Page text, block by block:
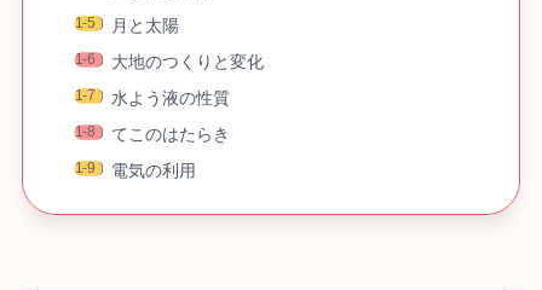
月と太陽
大地のつくりと変化
水よう液の性質
てこのはたらき
電気の利用